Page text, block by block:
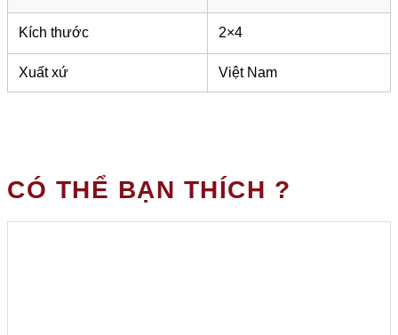
Kích thước 2×4
Xuất xứ Việt Nam
CÓ THỂ BẠN THÍCH ?